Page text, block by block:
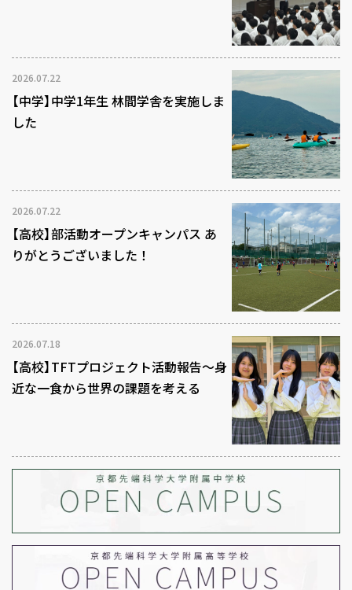
2026.07.22
【中学】中学1年生 林間学舎を実施しま
した
2026.07.22
【高校】部活動オープンキャンパス あ
りがとうございました！
2026.07.18
【高校】TFTプロジェクト活動報告～身
近な一食から世界の課題を考える